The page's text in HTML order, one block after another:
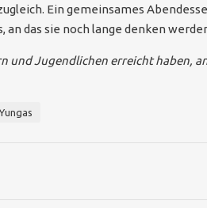
Ein gemeinsames
an das sie noch lange denken
und Jugendlichen erreicht haben,
Yungas